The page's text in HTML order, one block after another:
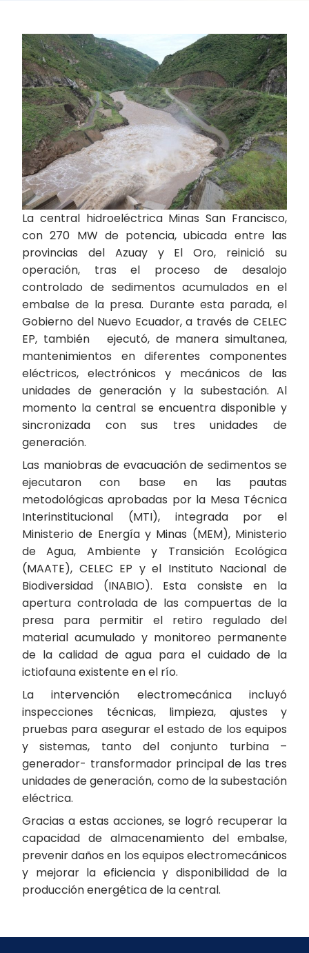
La central hidroeléctrica Minas San Francisco,
con 270 MW de potencia, ubicada entre las
provincias del Azuay y El Oro, reinició su
operación, tras el proceso de desalojo
controlado de sedimentos acumulados en el
embalse de la presa. Durante esta parada, el
Gobierno del Nuevo Ecuador, a través de CELEC
EP, también ejecutó, de manera simultanea,
mantenimientos en diferentes componentes
eléctricos, electrónicos y mecánicos de las
unidades de generación y la subestación. Al
momento la central se encuentra disponible y
sincronizada con sus tres unidades de
generación.
Las maniobras de evacuación de sedimentos se
ejecutaron con base en las pautas
metodológicas aprobadas por la Mesa Técnica
Interinstitucional (MTI), integrada por el
Ministerio de Energía y Minas (MEM), Ministerio
de Agua, Ambiente y Transición Ecológica
(MAATE), CELEC EP y el Instituto Nacional de
Biodiversidad (INABIO). Esta consiste en la
apertura controlada de las compuertas de la
presa para permitir el retiro regulado del
material acumulado y monitoreo permanente
de la calidad de agua para el cuidado de la
ictiofauna existente en el río.
La intervención electromecánica incluyó
inspecciones técnicas, limpieza, ajustes y
pruebas para asegurar el estado de los equipos
y sistemas, tanto del conjunto turbina –
generador- transformador principal de las tres
unidades de generación, como de la subestación
eléctrica.
Gracias a estas acciones, se logró recuperar la
capacidad de almacenamiento del embalse,
prevenir daños en los equipos electromecánicos
y mejorar la eficiencia y disponibilidad de la
producción energética de la central.